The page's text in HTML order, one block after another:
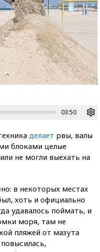
03:50
делает рвы, валы
блоками целые
не могли выехать на
в некоторых местах
хоть и официально
удавалось поймать, и
моря, там не
пляжей от мазута